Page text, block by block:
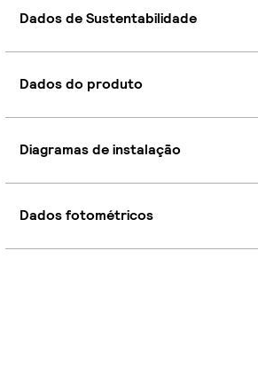
Dados de Sustentabilidade
Dados do produto
Diagramas de instalação
Dados fotométricos